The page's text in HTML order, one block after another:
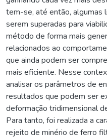
tem-se, até então, algumas
serem superadas para
método de forma mais
relacionados ao
que ainda podem ser
mais eficiente. Nesse
analisar os parâmetros de
resultados que podem ser
deformação tridimensional
Para tanto, foi realizada a
rejeito de minério de ferro